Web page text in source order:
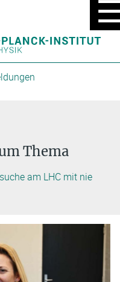
MENÜ
EIN/
Thema
am LHC mit nie